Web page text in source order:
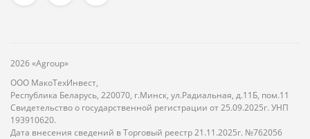
2026 «Agroup»
ООО МакоТехИнвест,
Республика Беларусь, 220070, г.Минск, ул.Радиальная, д.11Б, пом.11
Свидетельство о государственной регистрации от 25.09.2025г. УНП
193910620.
Дата внесения сведений в Торговый реестр 21.11.2025г. №762056